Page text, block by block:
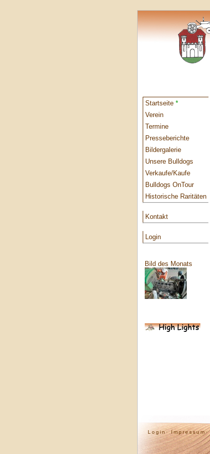
Startseite *
Verein
Termine
Presseberichte
Bildergalerie
Unsere Bulldogs
Verkaufe/Kaufe
Bulldogs OnTour
Historische Raritäten
Kontakt
Login
Bild des Monats
Login· Impressum·